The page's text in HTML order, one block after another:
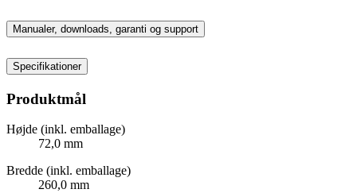
Manualer, downloads, garanti og support
Specifikationer
Produktmål
Højde (inkl. emballage)
72,0 mm
Bredde (inkl. emballage)
260,0 mm